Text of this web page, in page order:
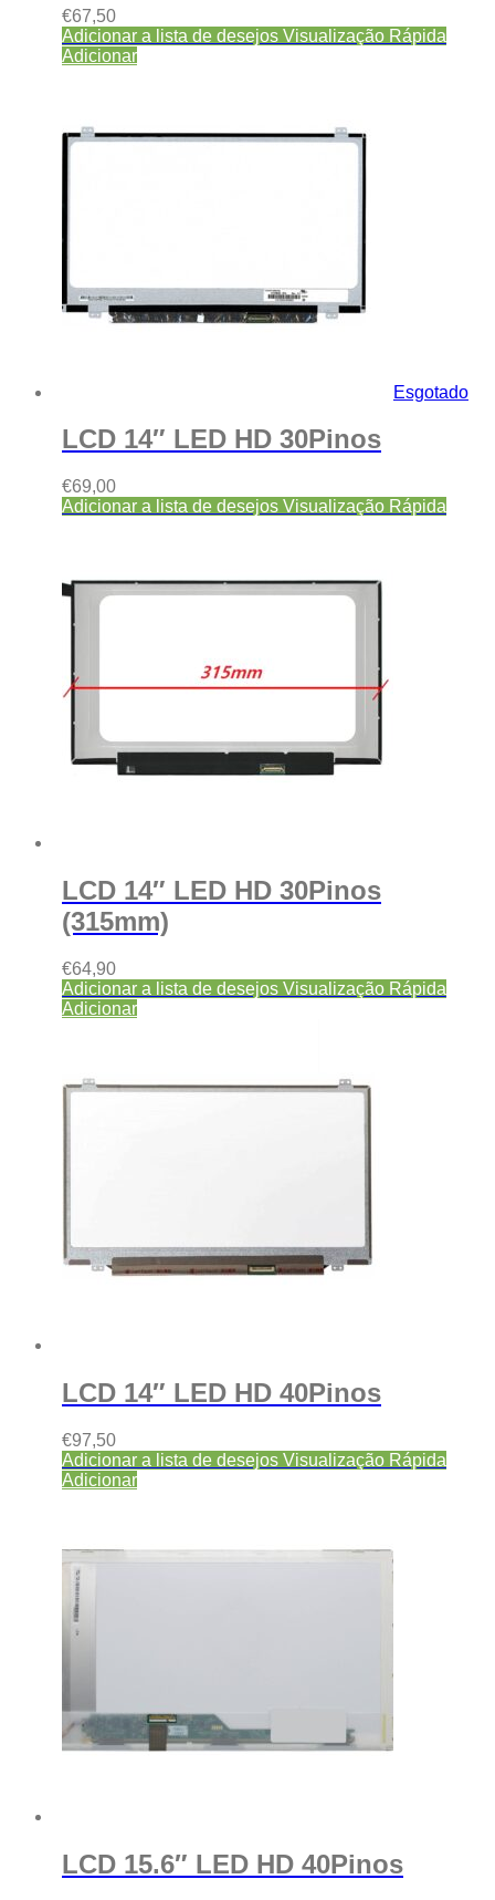
€67,50
Adicionar a lista de desejos Visualização Rápida
Adicionar
Esgotado
LCD 14″ LED HD 30Pinos
€69,00
Adicionar a lista de desejos Visualização Rápida
LCD 14″ LED HD 30Pinos
(315mm)
€64,90
Adicionar a lista de desejos Visualização Rápida
Adicionar
LCD 14″ LED HD 40Pinos
€97,50
Adicionar a lista de desejos Visualização Rápida
Adicionar
LCD 15.6″ LED HD 40Pinos